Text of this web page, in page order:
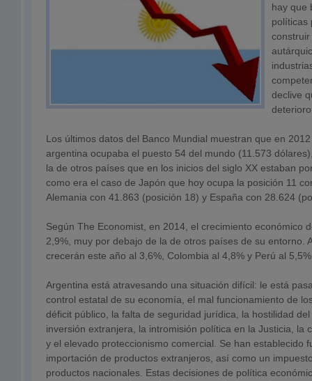
hay que
políticas
declive
Los últimos datos del Banco Mundial muestran que en
argentina ocupaba el puesto 54 del mundo (11.573
la de otros países que en los inicios del siglo XX estaban
como era el caso de Japón que hoy ocupa la posición 11
Alemania con 41.863 (posición 18) y España con 28.624
Según The Economist, en 2014, el crecimiento económico
2,9%, muy por debajo de la de otros países de su entorno.
crecerán este año al 3,6%, Colombia al 4,8% y Perú al
Argentina está atravesando una situación difícil: le está
control estatal de su economía, el mal funcionamiento de
déficit público, la falta de seguridad jurídica, la hostilidad
inversión extranjera, la intromisión política en la Justicia, la
y el elevado proteccionismo comercial. Se han establecido
importación de productos extranjeros, así como un
productos nacionales. Estas decisiones de política